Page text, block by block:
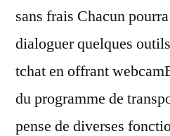
sans frais Chacun
dialoguer quelques
tchat en offrant
du programme de
pense de diverses